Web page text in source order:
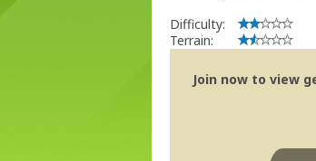
Difficulty:
Terrain:
Join now to view